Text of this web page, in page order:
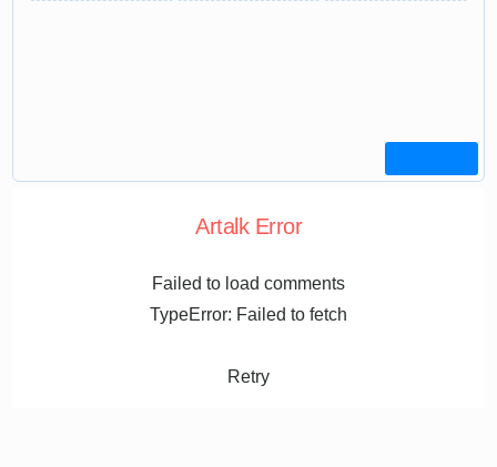
Artalk Error
Failed to load comments
TypeError: Failed to fetch
Retry